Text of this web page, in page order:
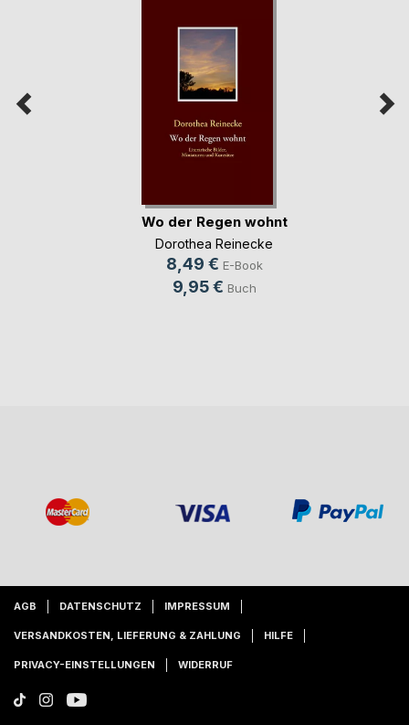
Wo der Regen wohnt
Dorothea Reinecke
8,49 € E-Book
9,95 € Buch
AGB DATENSCHUTZ IMPRESSUM
VERSANDKOSTEN, LIEFERUNG & ZAHLUNG HILFE
PRIVACY-EINSTELLUNGEN WIDERRUF